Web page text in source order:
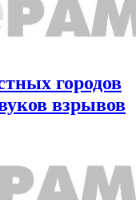
городов
взрывов